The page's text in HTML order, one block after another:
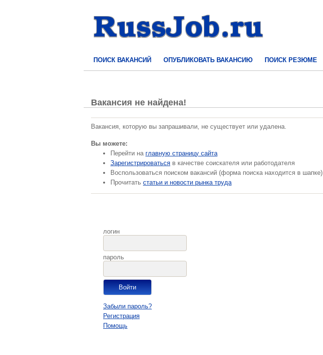
ПОИСК ВАКАНСИЙ ОПУБЛИКОВАТЬ ВАКАНСИЮ ПОИСК РЕЗЮМЕ
Вакансия не найдена!
Вакансия, которую вы запрашивали, не существует или удалена.
Вы можете:
Перейти на главную страницу сайта
Зарегистрироваться в качестве соискателя или работодателя
Воспользоваться поиском вакансий (форма поиска находится в шапке)
Прочитать статьи и новости рынка труда
логин
пароль
Забыли пароль?
Регистрация
Помощь